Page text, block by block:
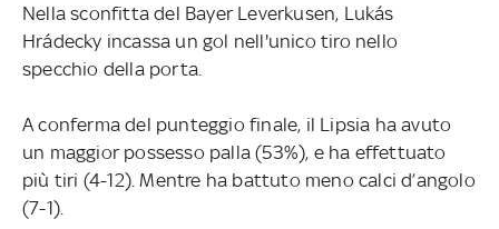
Nella sconfitta del Bayer Leverkusen, Lukás
Hrádecky incassa un gol nell'unico tiro nello
specchio della porta.
A conferma del punteggio finale, il Lipsia ha avuto
un maggior possesso palla (53%), e ha effettuato
più tiri (4-12). Mentre ha battuto meno calci d’angolo
(7-1).